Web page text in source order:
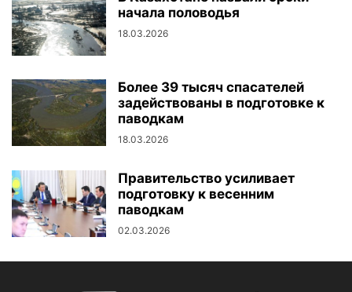
начала половодья
18.03.2026
Более 39 тысяч спасателей
задействованы в подготовке к
паводкам
18.03.2026
Правительство усиливает
подготовку к весенним
паводкам
02.03.2026